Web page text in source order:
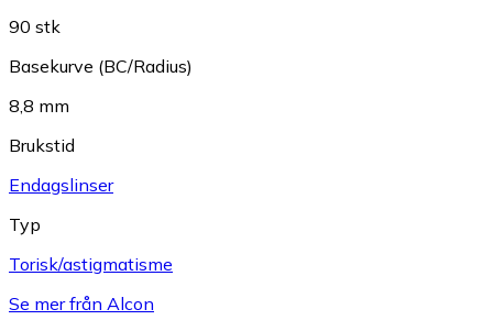
90 stk
Basekurve (BC/Radius)
8,8 mm
Brukstid
Endagslinser
Typ
Torisk/astigmatisme
Se mer från Alcon